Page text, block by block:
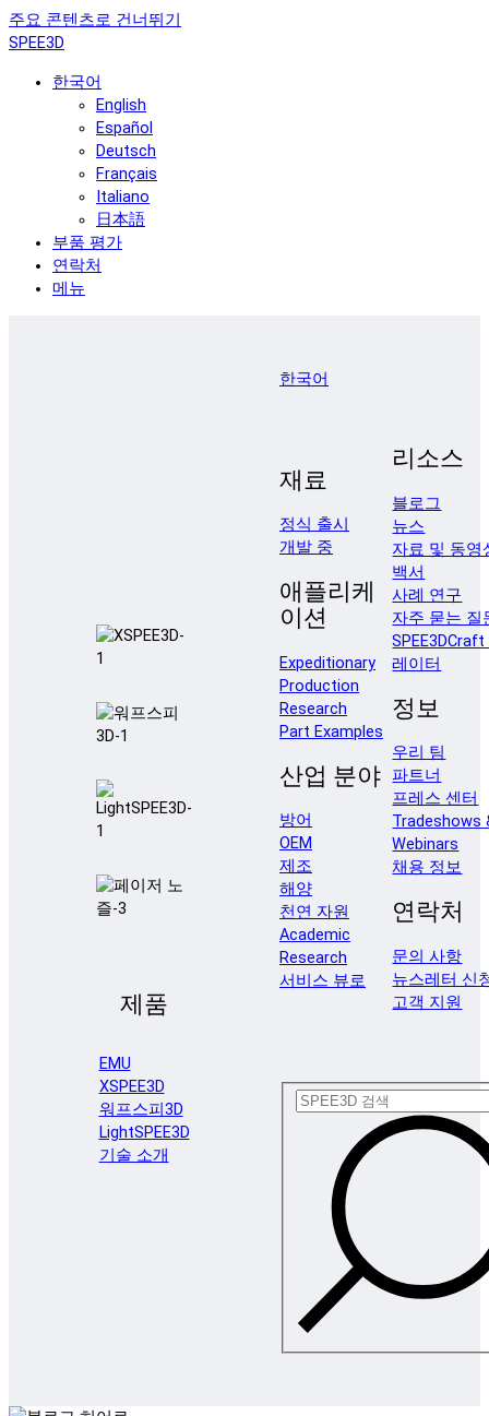
주요 콘텐츠로 건너뛰기
SPEE3D
한국어
English
Español
Deutsch
Français
Italiano
日本語
부품 평가
연락처
메뉴
제품
EMU
XSPEE3D
워프스피3D
LightSPEE3D
기술 소개
한국어
재료
정식 출시
개발 중
애플리케
이션
Expeditionary
Production
Research
Part Examples
산업 분야
방어
OEM
제조
해양
천연 자원
Academic
Research
서비스 뷰로
리소스
블로그
뉴스
자료 및 동영
백서
사례 연구
자주 묻는 질
레이터
정보
우리 팀
파트너
프레스 센터
Tradeshows
Webinars
채용 정보
연락처
문의 사항
뉴스레터 신
고객 지원